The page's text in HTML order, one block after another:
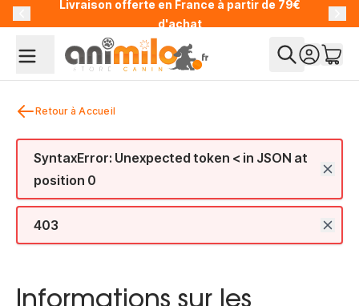
Allez au contenuLivraison offerte en France à partir de 79€
d'achat
Retour à Accueil
SyntaxError: Unexpected token < in JSON at
position 0
403
Informations sur les